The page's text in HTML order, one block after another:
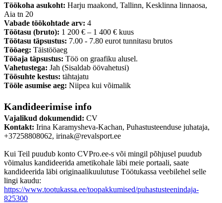
Töökoha asukoht: Harju maakond, Tallinn, Kesklinna linnaosa,
Aia tn 20
Vabade töökohtade arv: 4
Töötasu (bruto): 1 200 € – 1 400 € kuus
Töötasu täpsustus: 7.00 - 7.80 eurot tunnitasu brutos
Tööaeg: Täistööaeg
Tööaja täpsustus: Töö on graafiku alusel.
Vahetustega: Jah (Sisaldab öövahetusi)
Töösuhte kestus: tähtajatu
Tööle asumise aeg: Niipea kui võimalik
Kandideerimise info
Vajalikud dokumendid: CV
Kontakt: Irina Karamysheva-Kachan, Puhastusteenduse juhataja,
+37258808062, irinak@revalsport.ee
Kui Teil puudub konto CVPro.ee-s või mingil põhjusel puudub
võimalus kandideerida ametikohale läbi meie portaali, saate
kandideerida läbi originaalikuulutuse Töötukassa veebilehel selle
lingi kaudu:
https://www.tootukassa.ee/toopakkumised/puhastusteenindaja-
825300